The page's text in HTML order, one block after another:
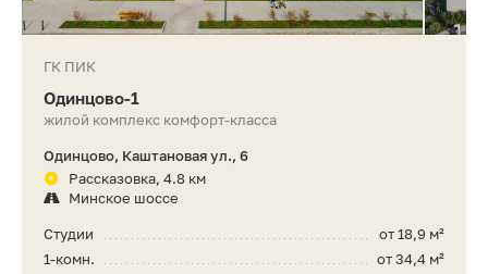
ГК ПИК
Одинцово-1
жилой комплекс комфорт-класса
Одинцово, Каштановая ул., 6
Рассказовка, 4.8 км
Минское шоссе
от 18,9 м²
Студии
от 34,4 м²
1-комн.